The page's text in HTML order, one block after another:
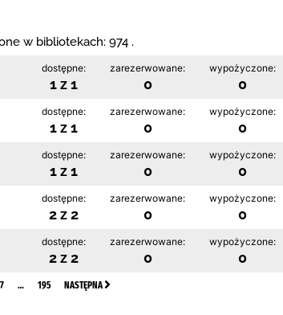
w bibliotekach: 974 .
dostępne:
1 z 1
zarezerwowane:
0
wypożyczone:
0
dostępne:
1 z 1
zarezerwowane:
0
wypożyczone:
0
dostępne:
1 z 1
zarezerwowane:
0
wypożyczone:
0
dostępne:
2 z 2
zarezerwowane:
0
wypożyczone:
0
dostępne:
2 z 2
zarezerwowane:
0
wypożyczone:
0
7 … 195 NASTĘPNA